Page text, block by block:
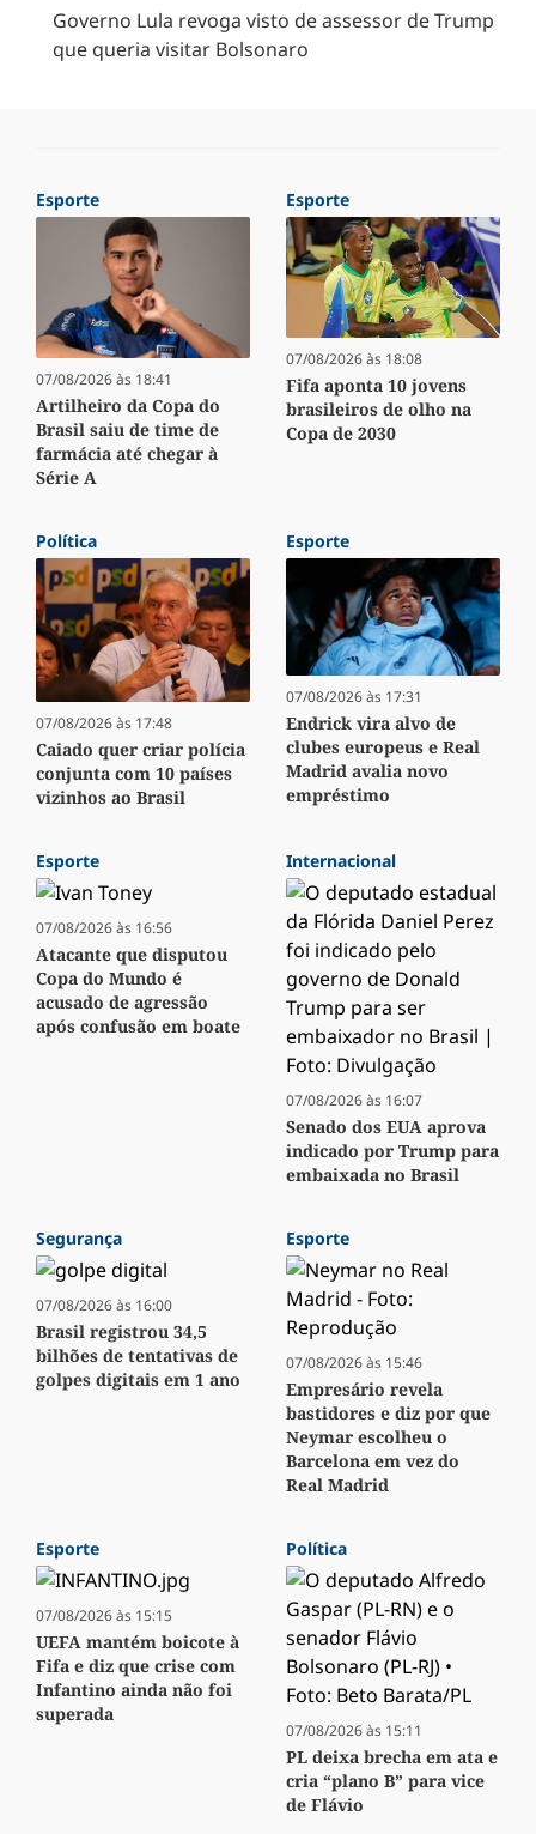
Governo Lula revoga visto de assessor de Trump
que queria visitar Bolsonaro
Esporte
07/08/2026 às 18:41
Artilheiro da Copa do
Brasil saiu de time de
farmácia até chegar à
Série A
Esporte
07/08/2026 às 18:08
Fifa aponta 10 jovens
brasileiros de olho na
Copa de 2030
Política
07/08/2026 às 17:48
Caiado quer criar polícia
conjunta com 10 países
vizinhos ao Brasil
Esporte
07/08/2026 às 17:31
Endrick vira alvo de
clubes europeus e Real
Madrid avalia novo
empréstimo
Esporte
07/08/2026 às 16:56
Atacante que disputou
Copa do Mundo é
acusado de agressão
após confusão em boate
Internacional
07/08/2026 às 16:07
Senado dos EUA aprova
indicado por Trump para
embaixada no Brasil
Segurança
07/08/2026 às 16:00
Brasil registrou 34,5
bilhões de tentativas de
golpes digitais em 1 ano
Esporte
07/08/2026 às 15:46
Empresário revela
bastidores e diz por que
Neymar escolheu o
Barcelona em vez do
Real Madrid
Esporte
07/08/2026 às 15:15
UEFA mantém boicote à
Fifa e diz que crise com
Infantino ainda não foi
superada
Política
07/08/2026 às 15:11
PL deixa brecha em ata e
cria “plano B” para vice
de Flávio